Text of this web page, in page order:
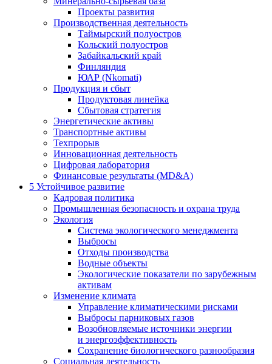
Проекты развития
Производственная деятельность
Таймырский полуостров
Кольский полуостров
Забайкальский край
Финляндия
ЮАР (Nkomati)
Продукция и сбыт
Продуктовая линейка
Сбытовая стратегия
Энергетические активы
Транспортные активы
Техпрорыв
Инновационная деятельность
Цифровая лаборатория
Финансовые результаты (MD&A)
5 Устойчивое развитие
Кадровая политика
Промышленная безопасность и охрана труда
Экология
Система экологического менеджмента
Выбросы
Отходы производства
Водные объекты
Экологические показатели по зарубежным
активам
Изменение климата
Управление климатическими рисками
Выбросы парниковых газов
Возобновляемые источники энергии
и энергоэффективность
Сохранение биологического разнообразия
Социальная деятельность